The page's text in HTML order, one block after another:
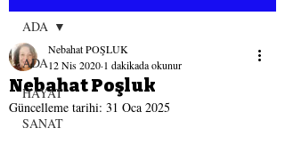
SANAT
GİRİŞ YAP
ADA
HAYAT
SANAT
ADA
Nebahat Poşluk
Nebahat POŞLUK
12 Nis 2020 1 dakikada okunur
Güncelleme tarihi: 31 Oca 2025